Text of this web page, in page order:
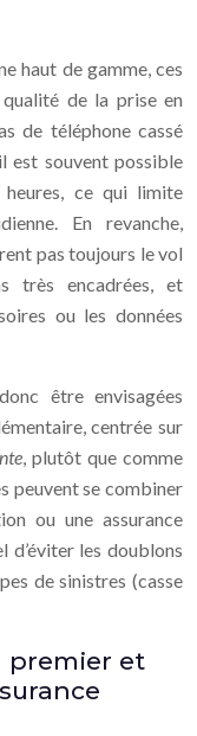
haut de gamme, ces
de la prise en
de téléphone cassé
est souvent possible
ce qui limite
En revanche,
pas toujours le vol
très encadrées, et
ou les données
être envisagées
centrée sur
, plutôt que comme
peuvent se combiner
ou une assurance
d’éviter les doublons
de sinistres (casse
premier et